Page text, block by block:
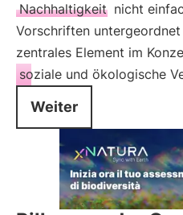
Nachhaltigkeit nicht
Vorschriften
zentrales Element im
soziale und ökologische
Weiter